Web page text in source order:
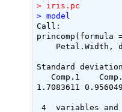
> iris.pc
> model
Call:
princomp(formula
Petal.Width,
Standard
Comp.1
1.7083611